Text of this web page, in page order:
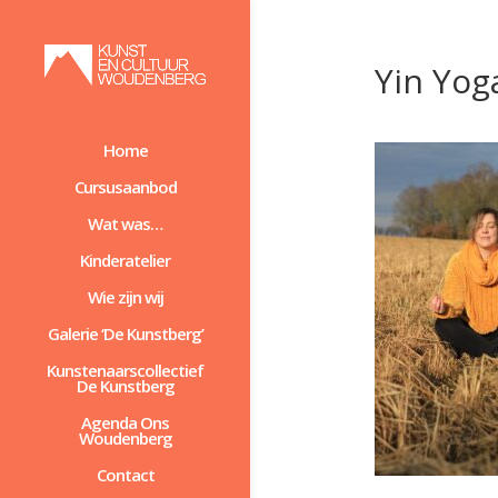
Home
Cursusaanbod
Wat was…
Kinderatelier
Wie zijn wij
Galerie ‘De Kunstberg’
Kunstenaarscollectief
De Kunstberg
Agenda Ons
Woudenberg
Contact
Yin